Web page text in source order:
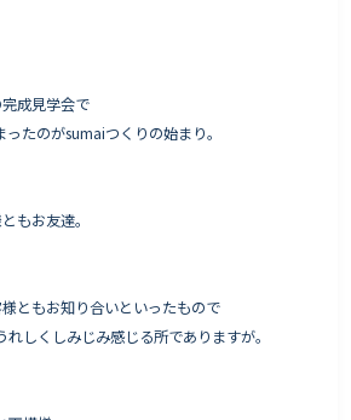
成見学会で
たのがsumaiつくりの始まり。
もお友達。
ともお知り合いといったもので
しくしみじみ感じる所でありますが。